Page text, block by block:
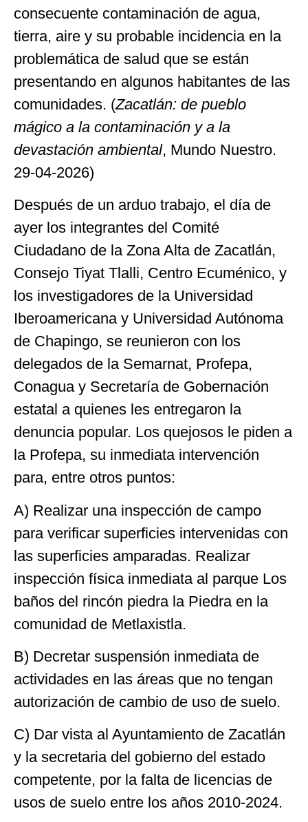
consecuente contaminación de agua,
tierra, aire y su probable incidencia en la
problemática de salud que se están
presentando en algunos habitantes de las
comunidades. (Zacatlán: de pueblo
mágico a la contaminación y a la
devastación ambiental, Mundo Nuestro.
29-04-2026)
Después de un arduo trabajo, el día de
ayer los integrantes del Comité
Ciudadano de la Zona Alta de Zacatlán,
Consejo Tiyat Tlalli, Centro Ecuménico, y
los investigadores de la Universidad
Iberoamericana y Universidad Autónoma
de Chapingo, se reunieron con los
delegados de la Semarnat, Profepa,
Conagua y Secretaría de Gobernación
estatal a quienes les entregaron la
denuncia popular. Los quejosos le piden a
la Profepa, su inmediata intervención
para, entre otros puntos:
A) Realizar una inspección de campo
para verificar superficies intervenidas con
las superficies amparadas. Realizar
inspección física inmediata al parque Los
baños del rincón piedra la Piedra en la
comunidad de Metlaxistla.
B) Decretar suspensión inmediata de
actividades en las áreas que no tengan
autorización de cambio de uso de suelo.
C) Dar vista al Ayuntamiento de Zacatlán
y la secretaria del gobierno del estado
competente, por la falta de licencias de
usos de suelo entre los años 2010-2024.